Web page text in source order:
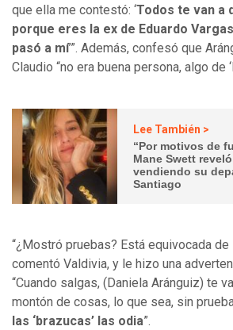
que ella me contestó: ‘Todos te van a
porque eres la ex de Eduardo
pasó a mí’”. Además, confesó que
Claudio “no era buena persona, algo de
Lee También >
“Por motivos de
Mane Swett
vendiendo su
Santiago
“¿Mostró pruebas? Está equivocada de
comentó Valdivia, y le hizo una
“Cuando salgas, (Daniela Aránguiz) te
montón de cosas, lo que sea, sin
las ‘brazucas’ las odia”.